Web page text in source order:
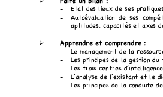
- Etat des lieux de ses pratiqu
-
Autoévaluation de ses compé
aptitudes, capacités et axes
! Apprendre et comprendre :
- Le management de la ressou
-
Les principes de la gestion du
-
Les trois centres d’intelligen
-
L’analyse de l’existant et le
-
Les principes de la conduite de